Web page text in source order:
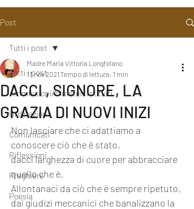
Post
Tutti i post
Ammissioni/Ministeri Istituiti
Ordinazioni
Comunicati
Riflessioni
Preghiere
Poesia
Tutti i post
DACCI , SIGNORE, LA
GRAZIA DI NUOVI INIZI
Madre Maria Vittoria Longhitano
13 nov 2021Tempo di lettura: 1 min
Non lasciare che ci adattiamo a
conoscere ciò che è stato,
dacci larghezza di cuore per abbracciare
quello che è.
Allontanaci da ciò che è sempre ripetuto,
dai giudizi meccanici che banalizzano la